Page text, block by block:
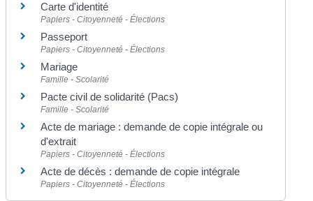
Carte d'identité
Papiers - Citoyenneté - Élections
Passeport
Papiers - Citoyenneté - Élections
Mariage
Famille - Scolarité
Pacte civil de solidarité (Pacs)
Famille - Scolarité
Acte de mariage : demande de copie intégrale ou
d'extrait
Papiers - Citoyenneté - Élections
Acte de décès : demande de copie intégrale
Papiers - Citoyenneté - Élections